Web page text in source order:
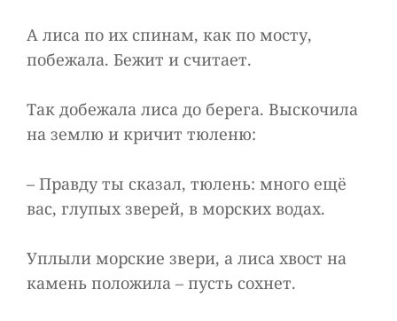
А лиса по их спинам, как по мосту,
побежала. Бежит и считает.
Так добежала лиса до берега. Выскочила
на землю и кричит тюленю:
– Правду ты сказал, тюлень: много ещё
вас, глупых зверей, в морских водах.
Уплыли морские звери, а лиса хвост на
камень положила – пусть сохнет.